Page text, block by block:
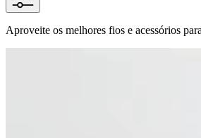
Aproveite os melhores fios e acessórios